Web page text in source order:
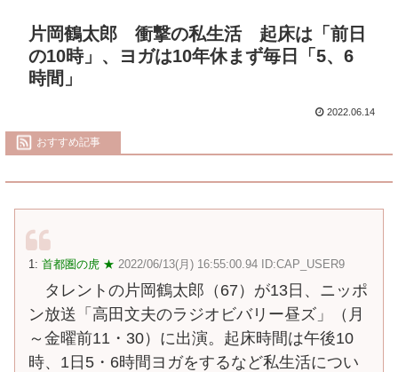
片岡鶴太郎 衝撃の私生活 起床は「前日
の10時」、ヨガは10年休まず毎日「5、6
時間」
2022.06.14
おすすめ記事
1: 首都圏の虎 ★ 2022/06/13(月) 16:55:00.94 ID:CAP_USER9
タレントの片岡鶴太郎（67）が13日、ニッポ
ン放送「高田文夫のラジオビバリー昼ズ」（月
～金曜前11・30）に出演。起床時間は午後10
時、1日5・6時間ヨガをするなど私生活につい